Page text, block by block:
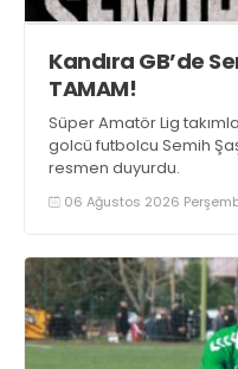
Kandıra GB’de
TAMAM!
Süper Amatör Lig
golcü futbolcu Semih
resmen duyurdu.
06 Ağustos 2026